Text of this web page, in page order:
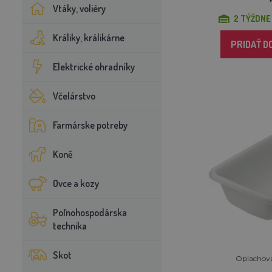
Vtáky, voliéry
Králiky, králikárne
Elektrické ohradníky
Včelárstvo
Farmárske potreby
Koně
Ovce a kozy
Poľnohospodárska
technika
Skot
2
PRIDAŤ